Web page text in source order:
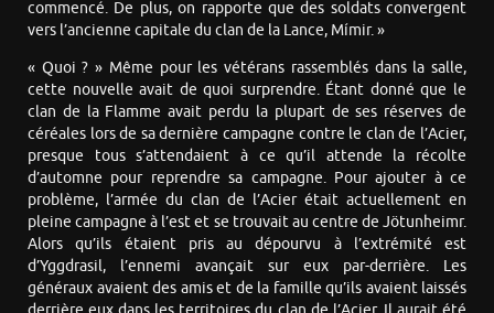
commencé. De plus, on rapporte que des soldats convergent
vers l’ancienne capitale du clan de la Lance, Mímir. »
« Quoi ? » Même pour les vétérans rassemblés dans la salle,
cette nouvelle avait de quoi surprendre. Étant donné que le
clan de la Flamme avait perdu la plupart de ses réserves de
céréales lors de sa dernière campagne contre le clan de l’Acier,
presque tous s’attendaient à ce qu’il attende la récolte
d’automne pour reprendre sa campagne. Pour ajouter à ce
problème, l’armée du clan de l’Acier était actuellement en
pleine campagne à l’est et se trouvait au centre de Jötunheimr.
Alors qu’ils étaient pris au dépourvu à l’extrémité est
d’Yggdrasil, l’ennemi avançait sur eux par-derrière. Les
généraux avaient des amis et de la famille qu’ils avaient laissés